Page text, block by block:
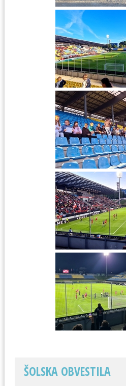
ŠOLSKA OBVESTILA